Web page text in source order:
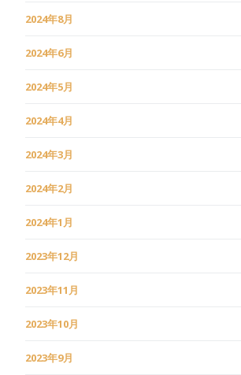
2024年8月
2024年6月
2024年5月
2024年4月
2024年3月
2024年2月
2024年1月
2023年12月
2023年11月
2023年10月
2023年9月